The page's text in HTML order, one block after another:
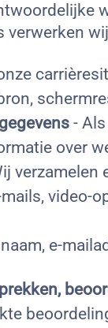
verwerken
-
over
verzamelen
video-
e-